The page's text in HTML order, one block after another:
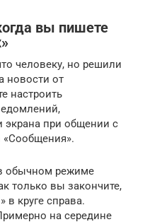
вы пишете
человеку, но решили
новости от
настроить
экрана при общении с
обычном режиме
только вы закончите,
в круге справа.
на середине